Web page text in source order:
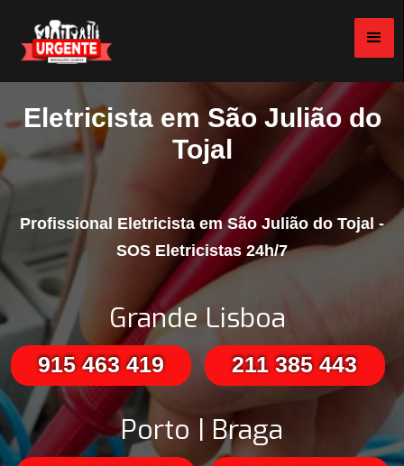
Eletricista em São Julião do
Tojal
Profissional Eletricista em São Julião do Tojal -
SOS Eletricistas 24h/7
Grande Lisboa
915 463 419 211 385 443
Porto | Braga